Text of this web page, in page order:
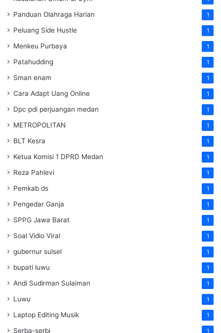
Panduan Olahraga Harian 1
Peluang Side Hustle 1
Menkeu Purbaya 1
Patahudding 1
Sman enam 1
Cara Adapt Uang Online 1
Dpc pdi perjuangan medan 1
METROPOLITAN 1
BLT Kesra 1
Ketua Komisi 1 DPRD Medan 1
Reza Pahlevi 1
Pemkab ds 1
Pengedar Ganja 1
SPPG Jawa Barat 1
Soal Vidio Viral 1
gubernur sulsel 1
bupati luwu 1
Andi Sudirman Sulaiman 1
Luwu 1
Laptop Editing Musik 1
Serba-serbi 1